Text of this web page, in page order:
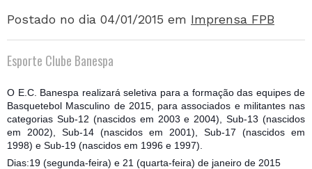
Postado no dia 04/01/2015 em Imprensa FPB
Esporte Clube Banespa
O E.C. Banespa realizará seletiva para a formação das equipes de
Basquetebol Masculino de 2015, para associados e militantes nas
categorias Sub-12 (nascidos em 2003 e 2004), Sub-13 (nascidos
em 2002), Sub-14 (nascidos em 2001), Sub-17 (nascidos em
1998) e Sub-19 (nascidos em 1996 e 1997).
Dias:19 (segunda-feira) e 21 (quarta-feira) de janeiro de 2015